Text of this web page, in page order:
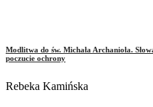
Modlitwa do św. Michała Archanioła.
poczucie ochrony
Rebeka Kamińska